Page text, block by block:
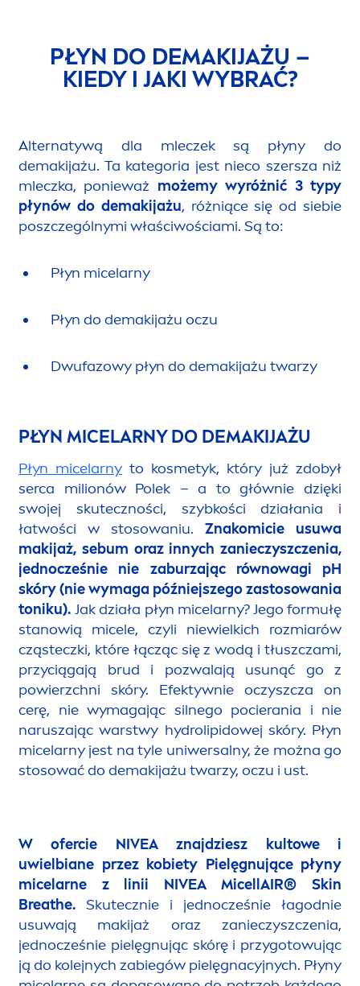
PŁYN DO DEMAKIJAŻU –
KIEDY I JAKI WYBRAĆ?
Alternatywą dla mleczek są płyny do
demakijażu. Ta kategoria jest nieco szersza niż
mleczka, ponieważ możemy wyróżnić 3 typy
płynów do demakijażu, różniące się od siebie
poszczególnymi właściwościami. Są to:
Płyn micelarny
Płyn do demakijażu oczu
Dwufazowy płyn do demakijażu twarzy
PŁYN MICELARNY DO DEMAKIJAŻU
Płyn micelarny to kosmetyk, który już zdobył
serca milionów Polek – a to głównie dzięki
swojej skuteczności, szybkości działania i
łatwości w stosowaniu. Znakomicie usuwa
makijaż, sebum oraz innych zanieczyszczenia,
jednocześnie nie zaburzając równowagi pH
skóry (nie wymaga późniejszego zastosowania
toniku). Jak działa płyn micelarny? Jego formułę
stanowią micele, czyli niewielkich rozmiarów
cząsteczki, które łącząc się z wodą i tłuszczami,
przyciągają brud i pozwalają usunąć go z
powierzchni skóry. Efektywnie oczyszcza on
cerę, nie wymagając silnego pocierania i nie
naruszając warstwy hydrolipidowej skóry. Płyn
micelarny jest na tyle uniwersalny, że można go
stosować do demakijażu twarzy, oczu i ust.
W ofercie NIVEAznajdziesz kultowe i
uwielbiane przez kobiety Pielęgnujące płyny
micelarne z linii NIVEA MicellAIR®Skin
Breathe. Skutecznie i jednocześnie łagodnie
usuwają makijaż oraz zanieczyszczenia,
jednocześnie pielęgnując skórę i przygotowując
ją do kolejnych zabiegów pielęgnacyjnych. Płyny